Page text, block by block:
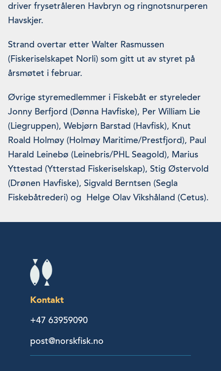
driver frysetråleren Havbryn og ringnotsnurperen
Havskjer.
Strand overtar etter Walter Rasmussen
(Fiskeriselskapet Norli) som gitt ut av styret på
årsmøtet i februar.
Øvrige styremedlemmer i Fiskebåt er styreleder
Jonny Berfjord (Dønna Havfiske), Per William Lie
(Liegruppen), Webjørn Barstad (Havfisk), Knut
Roald Holmøy (Holmøy Maritime/Prestfjord), Paul
Harald Leinebø (Leinebris/PHL Seagold), Marius
Yttestad (Ytterstad Fiskeriselskap), Stig Østervold
(Drønen Havfiske), Sigvald Berntsen (Segla
Fiskebåtrederi) og Helge Olav Vikshåland (Cetus).
Kontakt
+47 63959090
post@norskfisk.no